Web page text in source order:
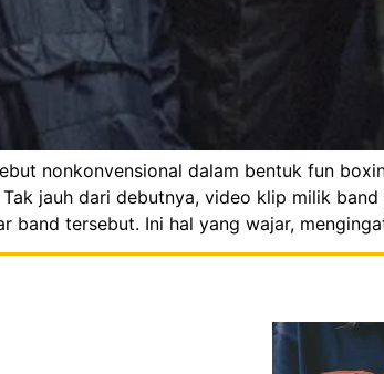
nonkonvensional dalam bentuk fun
jauh dari debutnya, video klip milik
band tersebut. Ini hal yang wajar,